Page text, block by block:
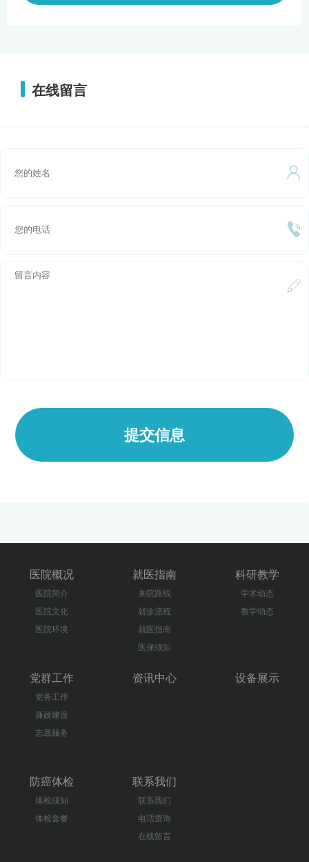
在线留言



提交信息
医院概况
医院简介
医院文化
医院环境
就医指南
来院路线
就诊流程
就医指南
医保须知
科研教学
学术动态
教学动态
党群工作
党务工作
廉政建设
志愿服务
资讯中心 设备展示
防癌体检
体检须知
体检套餐
联系我们
联系我们
电话查询
在线留言